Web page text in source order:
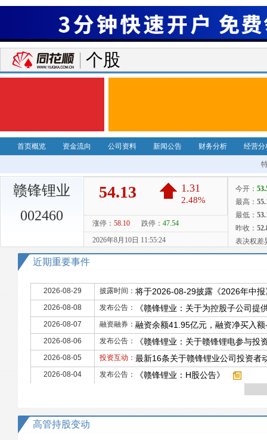
个股
首页概览 资金流向 公司资料 新闻公告 财务分析 经营分
赣锋锂业
002460